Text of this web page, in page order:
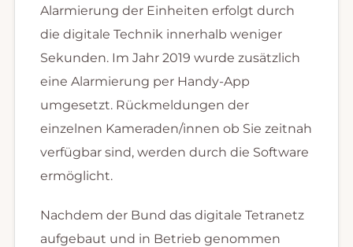
Alarmierung der Einheiten erfolgt durch
die digitale Technik innerhalb weniger
Sekunden. Im Jahr 2019 wurde zusätzlich
eine Alarmierung per Handy-App
umgesetzt. Rückmeldungen der
einzelnen Kameraden/innen ob Sie zeitnah
verfügbar sind, werden durch die Software
ermöglicht.
Nachdem der Bund das digitale Tetranetz
aufgebaut und in Betrieb genommen